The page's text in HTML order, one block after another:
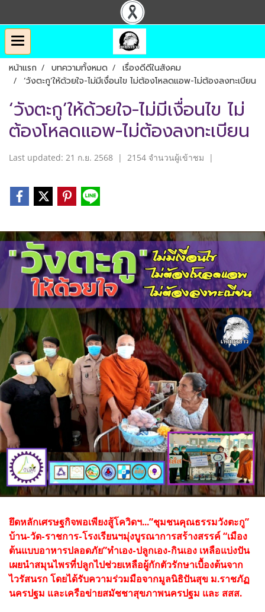
หน้าแรก บทความทั้งหมด
เรื่องดีดีในสังคม
‘วังตะกู’ให้ด้วยใจ-ไม่มีเงื่อนไข ไม่ต้องโหลดแอพ-ไม่ต้องลงทะเบียน
‘วังตะกู’ให้ด้วยใจ-ไม่มีเงื่อนไข ไม่
ต้องโหลดแอพ-ไม่ต้องลงทะเบียน
Last updated: 21 ก.ย. 2568 | 2154 จำนวนผู้เข้าชม |
ยึดหลักเศรษฐกิจพอเพียงสู้โควิดฯ...”ชุมชนคุณธรรมวังตะกู”
บ้าน-วัด-ราชการ-โรงเรียนฯมุ่งบูรณาการสร้างสรรค์ “เมือง
ต้นแบบอาหารปลอดภัย”ทำเอง-ปลูกเอง-กินเอง เหลือแบ่งปัน
เผยนำสมุนไพรที่ปลูกไปช่วยเหลือผู้กักตัวรักษาเบื้องต้นจาก
ไวรัสนรก โดยได้รับความร่วมมือจากมูลนิธิปันสุข ม.ราชภัฏ
นครปฐม และเครือข่ายสมัชชาสุขภาพนครปฐม และ สสส.